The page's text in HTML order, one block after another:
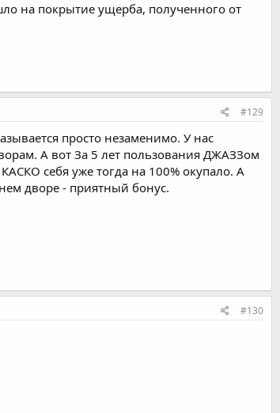
на покрытие ущерба, полученного от
#129
просто незаменимо. У нас
А вот За 5 лет пользования ДЖАЗЗом
себя уже тогда на 100% окупало. А
дворе - приятный бонус.
#130